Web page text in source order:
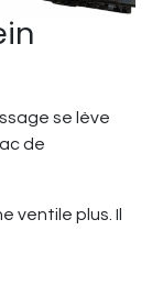
se lève
de
ventile plus. Il